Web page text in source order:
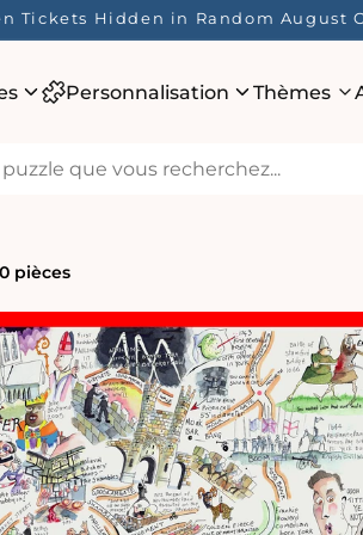
Tickets Hidden in Random August
Personnalisation Thèmes
pièces